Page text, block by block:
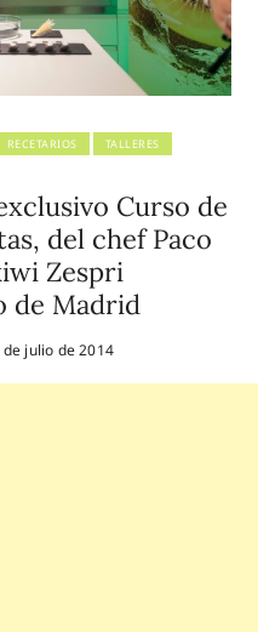
RECETARIOS
TALLERES
Curso de
del chef Paco
Zespri
de Madrid
de julio de 2014